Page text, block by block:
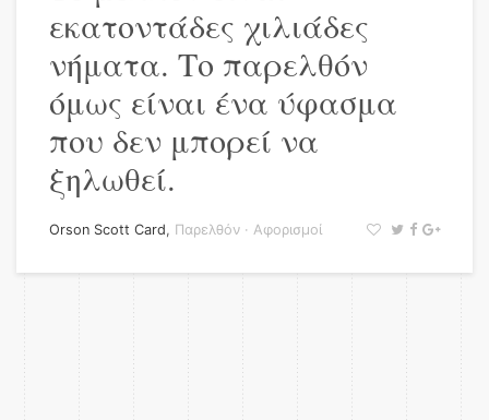
εκατοντάδες χιλιάδες
νήματα. Το παρελθόν
όμως είναι ένα ύφασμα
που δεν μπορεί να
ξηλωθεί.
Orson Scott Card, Παρελθόν · Αφορισμοί